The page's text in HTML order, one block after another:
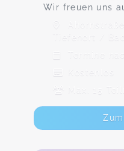
Wir freuen uns
Tiefenort /
Termine
Max. 15